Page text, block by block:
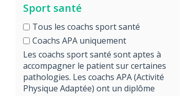
Sport santé
Tous les coachs sport santé
Coachs APA uniquement
Les coachs sport santé sont aptes à
accompagner le patient sur certaines
pathologies. Les coachs APA (Activité
Physique Adaptée) ont un diplôme